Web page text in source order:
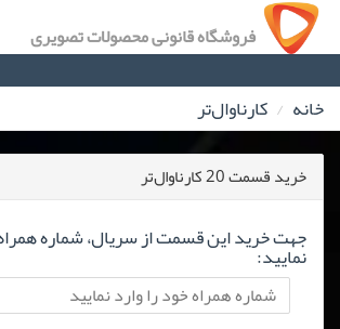
فروشگاه قانونی محصولات تصویری
خانه کارناوال‌تر
خرید قسمت 20 کارناوال‌تر
جهت خرید این قسمت از سریال، شماره
نمایید: